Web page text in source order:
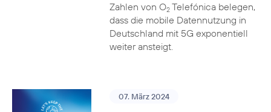
Zahlen von O2Telefónica belegen,
dass die mobile Datennutzung in
Deutschland mit 5G exponentiell
weiter ansteigt.
07. März 2024